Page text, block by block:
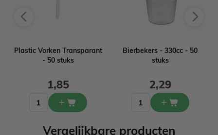
Plastic Vorken Transparant
- 50 stuks
1,85
Bierbekers - 330cc - 50
stuks
2,29
Vergelijkbare producten